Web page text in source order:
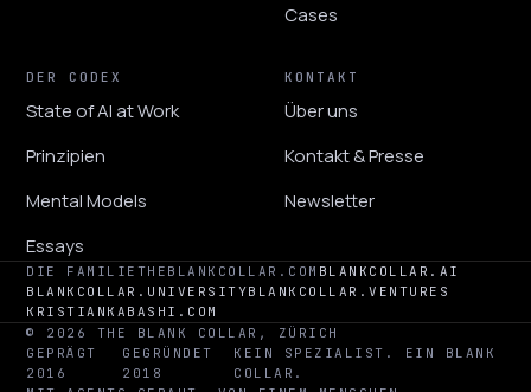
Cases
DER CODEX
State of AI at Work
Prinzipien
Mental Models
Essays
KONTAKT
Über uns
Kontakt & Presse
Newsletter
DIE FAMILIE THEBLANKCOLLAR.COM BLANKCOLLAR.AI
BLANKCOLLAR.UNIVERSITYBLANKCOLLAR.VENTURES
KRISTIANKABASHI.COM
© 2026 THE BLANK COLLAR, ZÜRICH
GEPRÄGT
2016
GEGRÜNDET
2018
KEIN SPEZIALIST. EIN BLANK
COLLAR.